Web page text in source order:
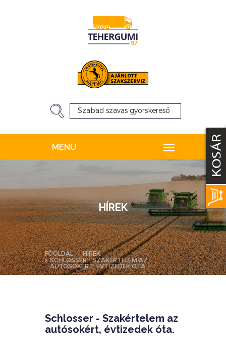
HÍREK
FŐOLDAL
HÍREK
SCHLOSSER - SZAKÉRTELEM AZ
AUTÓSOKÉRT, ÉVTIZEDEK ÓTA.
Schlosser - Szakértelem az
autósokért, évtizedek óta.